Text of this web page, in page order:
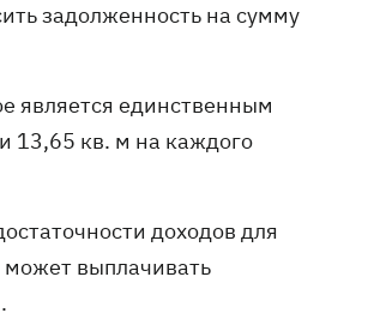
задолженность на сумму
является единственным
13,65 кв. м на каждого
доходов для
может выплачивать